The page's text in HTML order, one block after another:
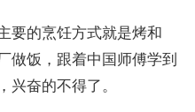
要的烹饪方式就是烤和
做饭，跟着中国师傅学到
兴奋的不得了。